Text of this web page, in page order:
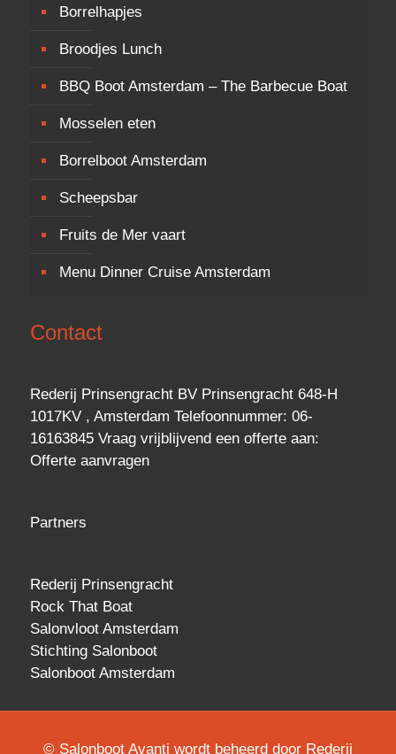
Borrelhapjes
Broodjes Lunch
BBQ Boot Amsterdam – The Barbecue Boat
Mosselen eten
Borrelboot Amsterdam
Scheepsbar
Fruits de Mer vaart
Menu Dinner Cruise Amsterdam
Contact
Rederij Prinsengracht BV Prinsengracht 648-H
1017KV , Amsterdam Telefoonnummer: 06-
16163845 Vraag vrijblijvend een offerteaan:
Offerte aanvragen
Partners
Rederij Prinsengracht
Rock That Boat
Salonvloot Amsterdam
Stichting Salonboot
Salonboot Amsterdam
© Salonboot Avanti wordt beheerd door Rederij